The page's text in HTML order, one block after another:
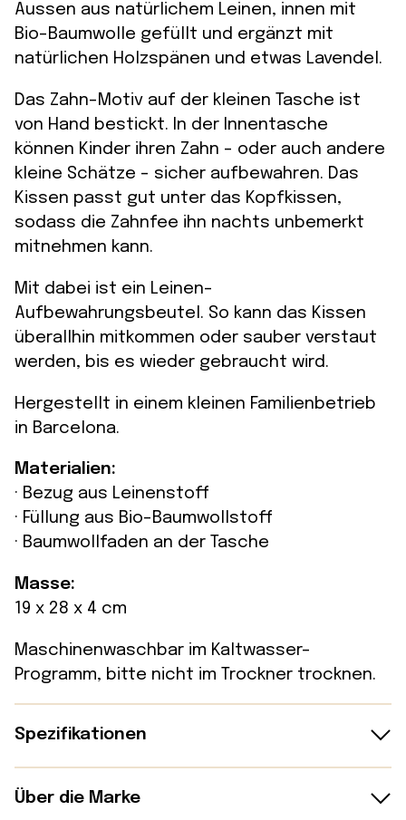
Aussen aus natürlichem Leinen, innen mit
Bio-Baumwolle gefüllt und ergänzt mit
natürlichen Holzspänen und etwas Lavendel.
Das Zahn-Motiv auf der kleinen Tasche ist
von Hand bestickt. In der Innentasche
können Kinder ihren Zahn – oder auch andere
kleine Schätze – sicher aufbewahren. Das
Kissen passt gut unter das Kopfkissen,
sodass die Zahnfee ihn nachts unbemerkt
mitnehmen kann.
Mit dabei ist ein Leinen-
Aufbewahrungsbeutel. So kann das Kissen
überallhin mitkommen oder sauber verstaut
werden, bis es wieder gebraucht wird.
Hergestellt in einem kleinen Familienbetrieb
in Barcelona.
Materialien:
· Bezug aus Leinenstoff
· Füllung aus Bio-Baumwollstoff
· Baumwollfaden an der Tasche
Masse:
19 x 28 x 4 cm
Maschinenwaschbar im Kaltwasser-
Programm, bitte nicht im Trockner trocknen.
Spezifikationen
Masse: · Höhe: 19 cm · Breite: 28 cm · Tiefe: 4
Über die Marke